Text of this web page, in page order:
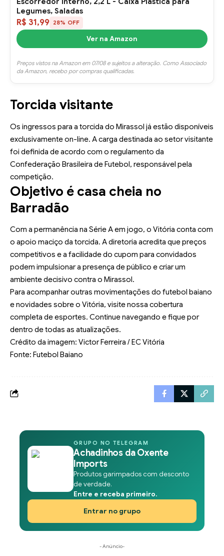
Legumes, Saladas
R$ 31,99 28% OFF
Ver na Amazon
Preços vistos na Amazon em 07/08 e sujeitos a alteração. Como Associado
da Amazon, recebo por compras qualificadas.
Torcida visitante
Os ingressos para a torcida do Mirassol já estão disponíveis
exclusivamente on-line. A carga destinada ao setor visitante
foi definida de acordo com o regulamento da
Confederação Brasileira de Futebol, responsável pela
competição.
Objetivo é casa cheia no
Barradão
Com a permanência na Série A em jogo, o Vitória conta com
o apoio maciço da torcida. A diretoria acredita que preços
competitivos e a facilidade do cupom para convidados
podem impulsionar a presença de público e criar um
ambiente decisivo contra o Mirassol.
Para acompanhar outras movimentações do futebol baiano
e novidades sobre o Vitória, visite nossa cobertura
completa de esportes. Continue navegando e fique por
dentro de todas as atualizações.
Crédito da imagem: Victor Ferreira / EC Vitória
Fonte: Futebol Baiano
GRUPO NO TELEGRAM
Achadinhos da Oxente
Imports
Produtos garimpados com desconto
de verdade.
Entre e receba primeiro.
Entrar no grupo
- Anúncio-